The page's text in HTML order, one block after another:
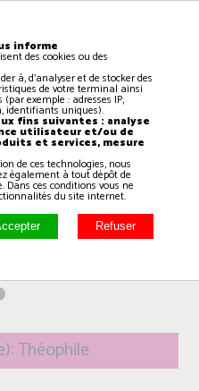
est de travailler
votre corps à l’aide
ou de petit
Théophile
informe
des cookies ou des
à, d'analyser et de stocker des
de votre terminal ainsi
exemple : adresses IP,
identifiants uniques).
fins suivantes : analyse
utilisateur et/ou de
et services, mesure
de ces technologies, nous
également à tout dépôt de
ces conditions vous ne
du site internet.